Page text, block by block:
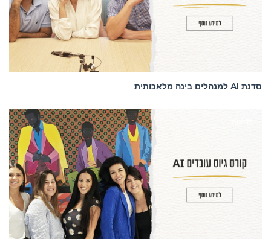
סדנת AI למנהלים בינה מלאכותית